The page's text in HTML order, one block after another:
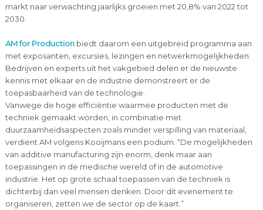
markt naar verwachting jaarlijks groeien met 20,8% van 2022 tot
2030.
AM for Productionbiedt daarom een uitgebreid programma aan
met exposanten, excursies, lezingen en netwerkmogelijkheden.
Bedrijven en experts uit het vakgebied delen er de nieuwste
kennis met elkaar en de industrie demonstreert er de
toepasbaarheid van de technologie.
Vanwege de hoge efficiëntie waarmee producten met de
techniek gemaakt worden, in combinatie met
duurzaamheidsaspecten zoals minder verspilling van materiaal,
verdient AM volgens Kooijmans een podium. “De mogelijkheden
van additive manufacturing zijn enorm, denk maar aan
toepassingen in de medische wereld of in de automotive
industrie. Het op grote schaal toepassen van de techniek is
dichterbij dan veel mensen denken. Door dit evenement te
organiseren, zetten we de sector op de kaart.”